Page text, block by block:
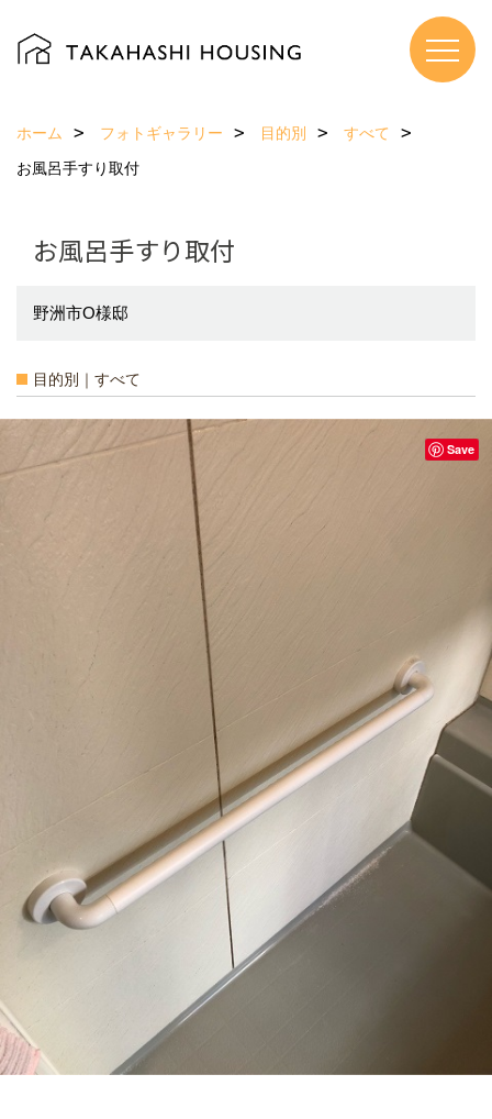
ホーム フォトギャラリー 目的別
すべて
お風呂手すり取付
お風呂手すり取付
野洲市O様邸
目的別｜すべて
Save